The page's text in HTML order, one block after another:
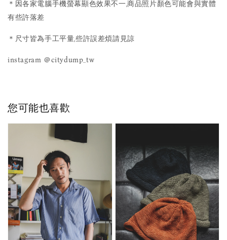
＊因各家電腦手機螢幕顯色效果不一,商品照片顏色可能會與實體
有些許落差
＊尺寸皆為手工平量,些許誤差煩請見諒
instagram ＠citydump_tw
您可能也喜歡